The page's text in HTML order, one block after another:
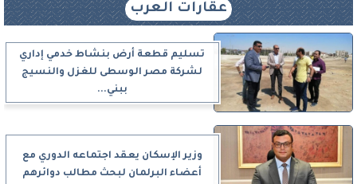
عقارات العرب
تسليم قطعة أرض بنشاط خدمي إداري
لشركة مصر الوسطى للغزل والنسيج
ببني...
وزير الإسكان يعقد اجتماعه الدوري مع
أعضاء البرلمان لبحث مطالب دوائرهم